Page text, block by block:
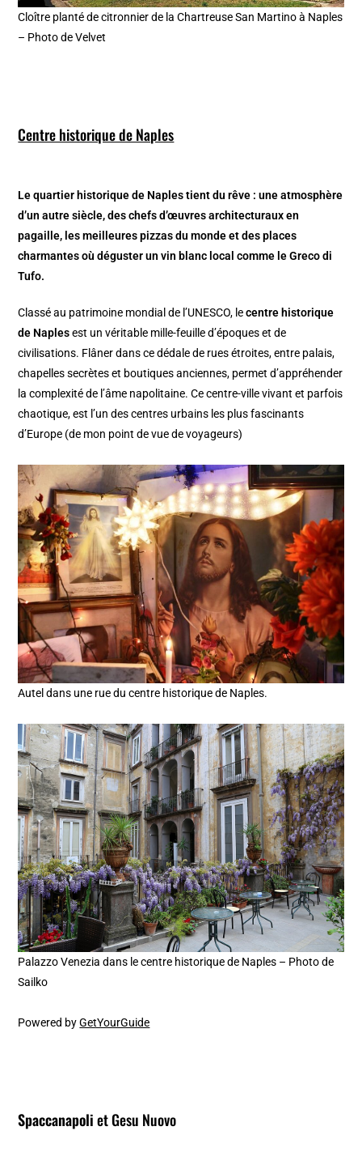
Cloître planté de citronnier de la Chartreuse San Martino à Naples
– Photo de Velvet
Centre historique de Naples
Le quartier historique de Naples tient du rêve : une atmosphère
d’un autre siècle, des chefs d’œuvres architecturaux en
pagaille, les meilleures pizzas du monde et des places
charmantes où déguster un vin blanc local comme le Greco di
Tufo.
Classé au patrimoine mondial de l’UNESCO, lecentre historique
de Naplesest un véritable mille-feuille d’époques et de
civilisations. Flâner dans ce dédale de rues étroites, entre palais,
chapelles secrètes et boutiques anciennes, permet d’appréhender
la complexité de l’âme napolitaine. Ce centre-ville vivant et parfois
chaotique, est l’un des centres urbains les plus fascinants
d’Europe (de mon point de vue de voyageurs)
Autel dans une rue du centre historique de Naples.
Palazzo Venezia dans le centre historique de Naples – Photo de
Sailko
Powered byGetYourGuide
Spaccanapoliet Gesu Nuovo